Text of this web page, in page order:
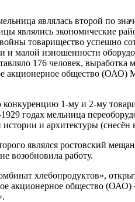
являлась второй по
являлись экономические
товарищество успешно
и малой изношенности
176 человек, выработка
акционерное общество
1-му и 2-му
годах мельница
и архитектуры (снесён
являлся ростовский
возобновила работу.
хлебопродуктов»,
акционерное общество (ОАО)